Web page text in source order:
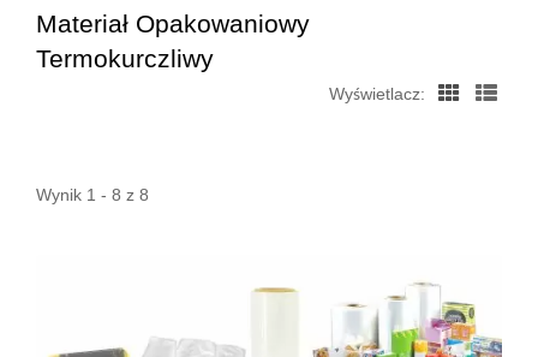
Materiał Opakowaniowy
Termokurczliwy
Wyświetlacz:
Wynik 1 - 8 z 8